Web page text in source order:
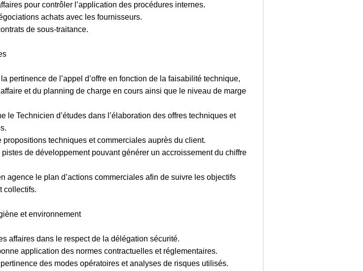
pour contrôler l’application des procédures internes.
achats avec les fournisseurs.
de sous-traitance.
pertinence de l’appel d’offre en fonction de la faisabilité technique,
et du planning de charge en cours ainsi que le niveau de marge
le Technicien d’études dans l’élaboration des offres techniques et
propositions techniques et commerciales auprès du client.
de développement pouvant générer un accroissement du chiffre
agence le plan d’actions commerciales afin de suivre les objectifs
collectifs.
et environnement
affaires dans le respect de la délégation sécurité.
application des normes contractuelles et réglementaires.
des modes opératoires et analyses de risques utilisés.